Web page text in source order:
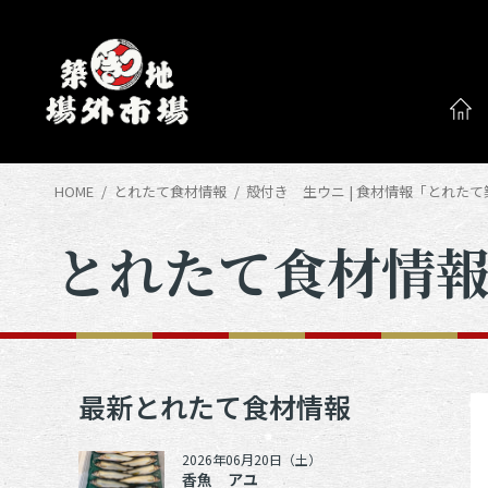
HOME とれたて食材情報 殻付き 生ウニ | 食材情報「とれたて
とれたて食材情
最新とれたて食材情報
2026年06月20日（土）
香魚 アユ